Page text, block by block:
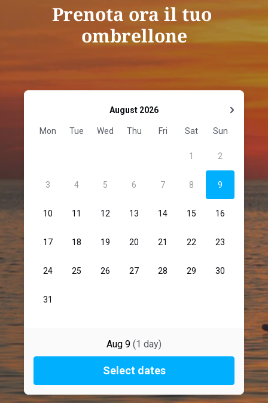
Prenota ora il tuo
ombrellone